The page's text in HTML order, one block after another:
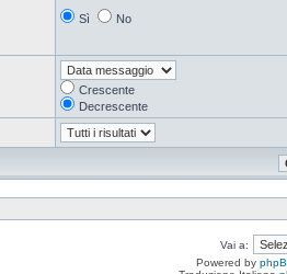
Sì No
Crescente
Decrescente
Vai a:
Powered by